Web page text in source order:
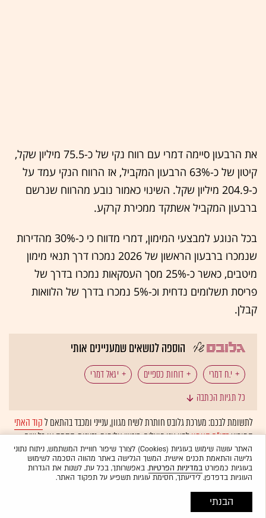
את הרבעון סיימה דמרי עם רווח נקי של כ-75.5 מיליון שקל,
קיטון של כ-63% הרבעון המקביל, אז הרווח הנקי עמד על
כ-204.9 מיליון שקל. השינוי כאמור נובע מהרווח שנרשם
ברבעון המקביל אשתקד ממכירת קרקע.
בכל הנוגע למבצעי המימון, דמרי מדווח כי כ-30% מהדירות
שנמכרו ברבעון הראשון של 2026 נמכרו דרך תנאי מימון
מיטבים, כאשר כ-25% מסך העסקאות נמכרו בדרך של
פריסת תשלומים נדחית וכ-5% נמכרו בדרך של הלוואות
קבלן.
הוספה לנושאים שמעניינים אותי
י.ח דמרי דוחות כספיים יגאל דמרי
כל תגיות הכתבה
לתשומת לבכם: מערכת גלובס חותרת לשיח מגוון, ענייני ומכבד בהתאם לקוד האתי
המופיעבדו"ח האמוןלפיו אנו פועלים. ביטויי אלימות, גזענות, הסתה או כל שיח
בלתי הולם אחר מסוננים בצורהאוטומטיתולא יפורסמו באתר.
האתר עושה שימוש בעוגיות (Cookies) לצורך שיפור חוויית המשתמש, ניתוח נתוני
גלישה והתאמת תכנים אישית. המשך הגלישה באתר מהווה הסכמה לשימוש
בעוגיות כמפורטבמדיניות הפרטיות. באפשרותך, בכל עת, לשנות את הגדרות
העוגיות בדפדפן. לידיעתך, חסימת עוגיות תשפיע על תפקוד האתר.
הבנתי